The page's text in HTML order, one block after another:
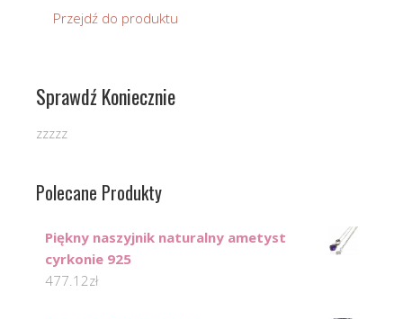
Przejdź do produktu
Sprawdź Koniecznie
zzzzz
Polecane Produkty
Piękny naszyjnik naturalny ametyst
cyrkonie 925
477.12zł